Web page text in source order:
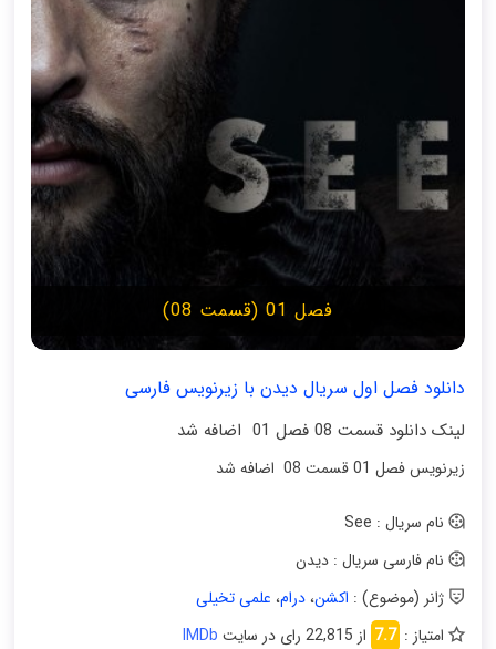
فصل 01 (قسمت 08)
دانلود فصل اول سریال دیدن با زیرنویس فارسی
لینک دانلود قسمت 08 فصل 01 اضافه شد
زیرنویس فصل 01 قسمت 08 اضافه شد
نام سریال : See
نام فارسی سریال : دیدن
ژانر (موضوع) : اکشن،درام، علمی تخیلی
امتیاز : 7.7 از 22,815 رای در سایت
IMDb